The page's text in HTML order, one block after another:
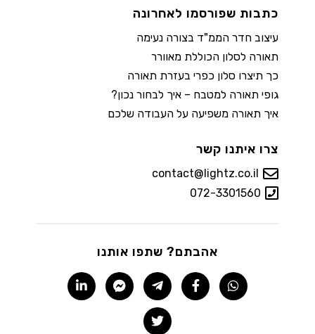
כתבות שפורסמו לאחרונה
עיצוב חדר הממ"ד בצורה נעימה
תאורה לסלון הכוללת מאוורר
כך תיצרו סלון כפרי בעזרת תאורה
גופי תאורה למטבח – איך לבחור נכון?
איך תאורה משפיעה על העבודה שלכם
צרו איתנו קשר
contact@lightz.co.il
072-3301560
אהבתם? שתפו אותנו